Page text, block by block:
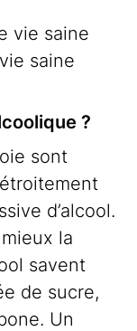
saine
?
sont
d’alcool.
la
savent
de sucre,
Un